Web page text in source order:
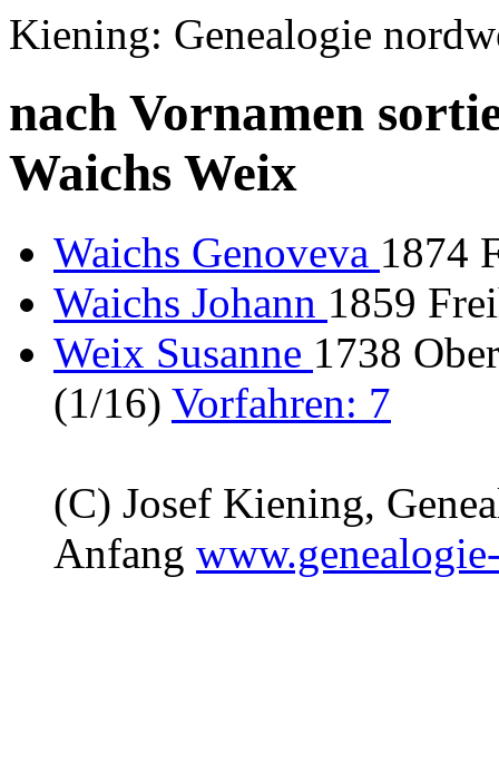
Kiening: Genealogie
nach Vornamen
Waichs Weix
Waichs Genoveva 1874
Waichs Johann 1859
Weix Susanne 1738
(1/16) Vorfahren: 7
(C) Josef Kiening,
Anfang